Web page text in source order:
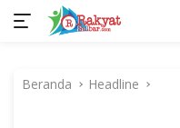
kontenBeranda Headline